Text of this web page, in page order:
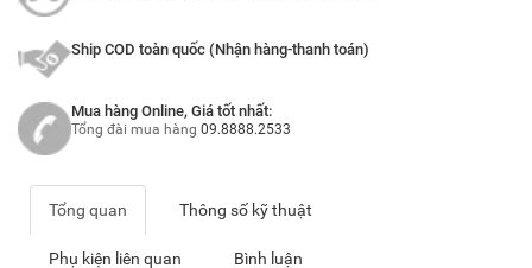
Ship COD toàn quốc (Nhận hàng-thanh toán)
Mua hàng Online, Giá tốt nhất:
Tổng đài mua hàng 09.8888.2533
Tổng quan Thông số kỹ thuật
Phụ kiện liên quan Bình luận